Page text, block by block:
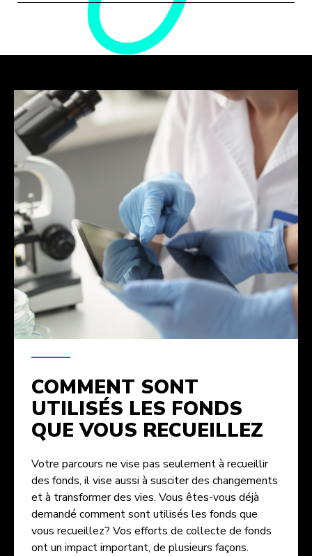
COMMENT SONT
UTILISÉS LES FONDS
QUE VOUS RECUEILLEZ
Votre parcours ne vise pas seulement à recueillir
des fonds, il vise aussi à susciter des changements
et à transformer des vies. Vous êtes-vous déjà
demandé comment sont utilisés les fonds que
vous recueillez? Vos efforts de collecte de fonds
ont un impact important, de plusieurs façons.